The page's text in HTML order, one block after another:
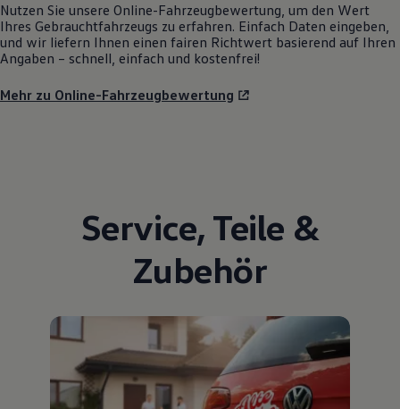
Nutzen Sie unsere Online-Fahrzeugbewertung, um den Wert
Ihres Gebrauchtfahrzeugs zu erfahren. Einfach Daten eingeben,
und wir liefern Ihnen einen fairen Richtwert basierend auf Ihren
Angaben – schnell, einfach und kostenfrei!
Mehr zu Online-Fahrzeugbewertung
Service, Teile &
Zubehör